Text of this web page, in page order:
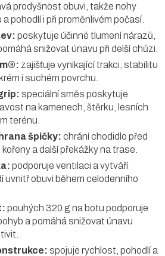
prodyšnost obuvi, takže nohy
pohodlí i při proměnlivém počasí.
poskytuje účinné tlumení nárazů,
snižovat únavu při delší chůzi.
zajišťuje vynikající trakci, stabilitu
i suchém povrchu.
speciální směs poskytuje
na kamenech, štěrku, lesních
terénu.
špičky: chrání chodidlo před
a další překážky na trase.
podporuje ventilaci a vytváří
uvnitř obuvi během celodenního
pouhých 320 g na botu podporuje
a pomáhá snižovat únavu
spojuje rychlost, pohodlí a